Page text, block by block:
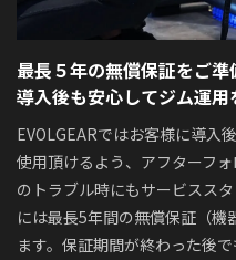
最長５年の無償保証をご準
導入後も安心してジム運用
EVOLGEARではお客様に導入
使用頂けるよう、アフターフ
のトラブル時にもサービスス
には最長5年間の無償保証（機
ます。保証期間が終わった後